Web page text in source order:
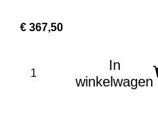
€ 367,50
In
winkelwagen